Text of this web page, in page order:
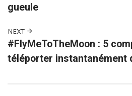
gueule
NEXT
#FlyMeToTheMoon : 5
téléporter instantanément